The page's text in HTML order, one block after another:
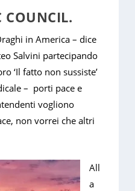
COUNCIL.
in America – dice
Salvini partecipando
‘Il fatto non sussiste’
– porti pace e
vogliono
non vorrei che altri
All
a